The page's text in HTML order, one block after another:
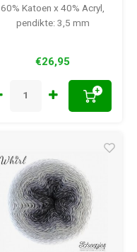
60% Katoen x 40% Acryl,
pendikte: 3,5 mm
€26,95
+